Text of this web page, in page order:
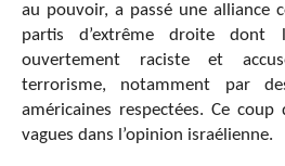
au pouvoir, a passé une alliance
partis d’extrême droite dont
ouvertement raciste et
terrorisme, notamment par
américaines respectées. Ce
vagues dans l’opinion israélienne.